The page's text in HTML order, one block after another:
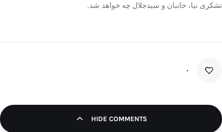
تشکری نیا، خانبان و سیدجلال چه خواهد شد.
۰
HIDE COMMENTS